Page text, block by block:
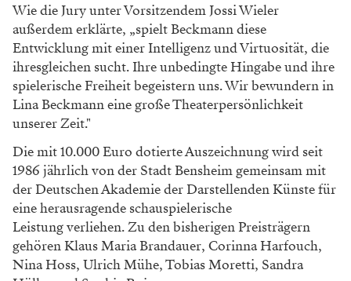
Wie die Jury unter Vorsitzendem Jossi Wieler
außerdem erklärte, „spielt Beckmann diese
Entwicklung mit einer Intelligenz und Virtuosität, die
ihresgleichen sucht. Ihre unbedingte Hingabe und ihre
spielerische Freiheit begeistern uns. Wir bewundern in
Lina Beckmann eine große Theaterpersönlichkeit
unserer Zeit."
Die mit 10.000 Euro dotierte Auszeichnung wird seit
1986 jährlich von der Stadt Bensheim gemeinsam mit
der Deutschen Akademie der Darstellenden Künste für
eine herausragende schauspielerische
Leistung verliehen. Zu den bisherigen Preisträgern
gehören Klaus Maria Brandauer, Corinna Harfouch,
Nina Hoss, Ulrich Mühe, Tobias Moretti, Sandra